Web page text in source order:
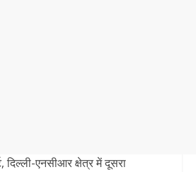
दिल्ली-एनसीआर क्षेत्र में दूसरा